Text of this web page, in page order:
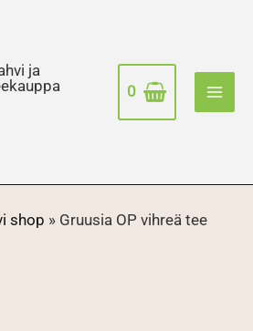
ja
0
shop » Gruusia OP vihreä tee